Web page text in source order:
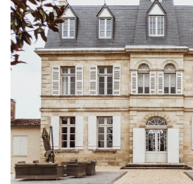
Plafon & Partisi
Sanitari &
Aksesoris Dapur
Peralatan & Perkakas
Aksesoris Perabot
Material Alam
Besi Profil & Plat
Produk Pracetak
Besi Profil & Baja
Semen & Sejenisnya
Sistem Elektrikal
Pompa dan Pipa
Lampu & Listrik